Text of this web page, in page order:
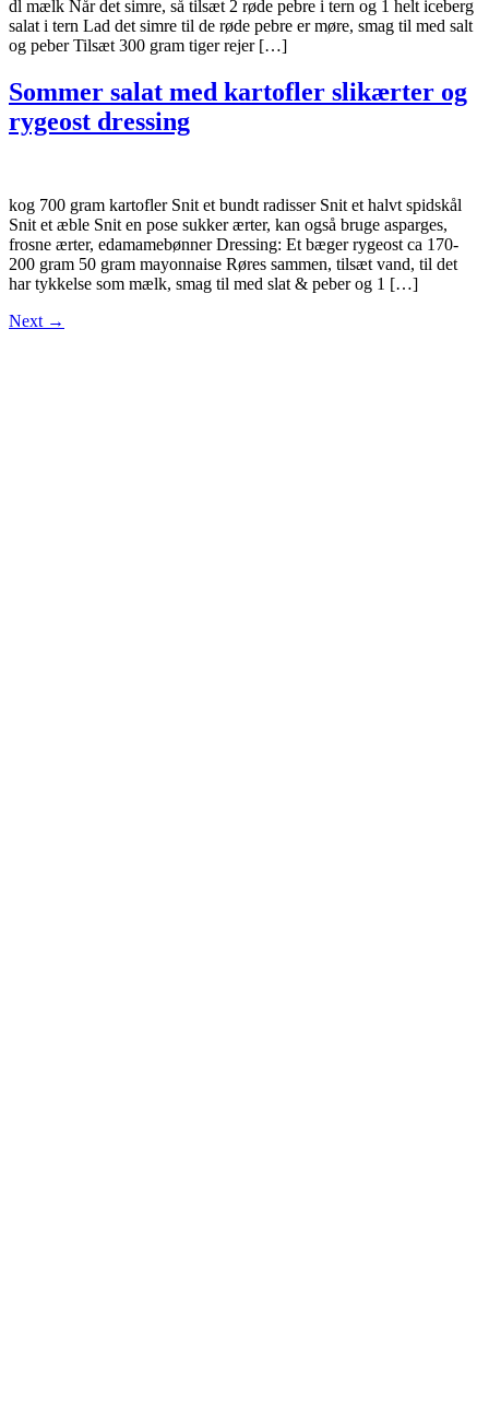
dl mælk Når det simre, så tilsæt 2 røde pebre i tern og 1 helt iceberg
salat i tern Lad det simre til de røde pebre er møre, smag til med salt
og peber Tilsæt 300 gram tiger rejer […]
Sommer salat med kartofler slikærter og
rygeost dressing
kog 700 gram kartofler Snit et bundt radisser Snit et halvt spidskål
Snit et æble Snit en pose sukker ærter, kan også bruge asparges,
frosne ærter, edamamebønner Dressing: Et bæger rygeost ca 170-
200 gram 50 gram mayonnaise Røres sammen, tilsæt vand, til det
har tykkelse som mælk, smag til med slat & peber og 1 […]
Next →